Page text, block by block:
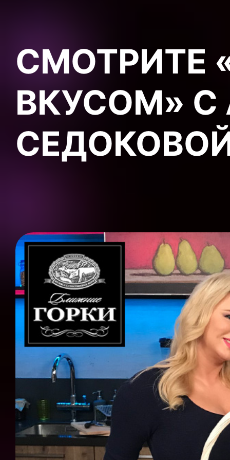
СМОТРИТЕ
ВКУСОМ»